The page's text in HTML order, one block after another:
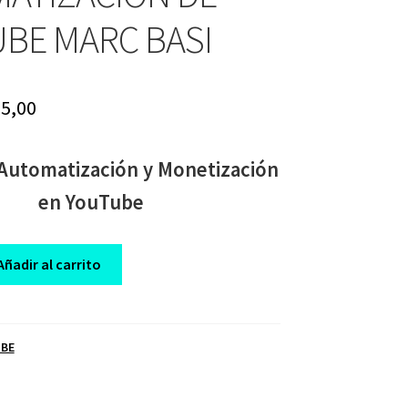
MARC BASI
Current
is:
$ 15,00.
y Monetización
en YouTube
al carrito